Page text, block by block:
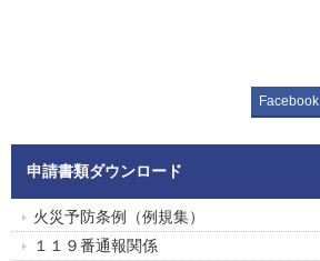
Facebook
申請書類ダウンロード
火災予防条例（例規集）
１１９番通報関係